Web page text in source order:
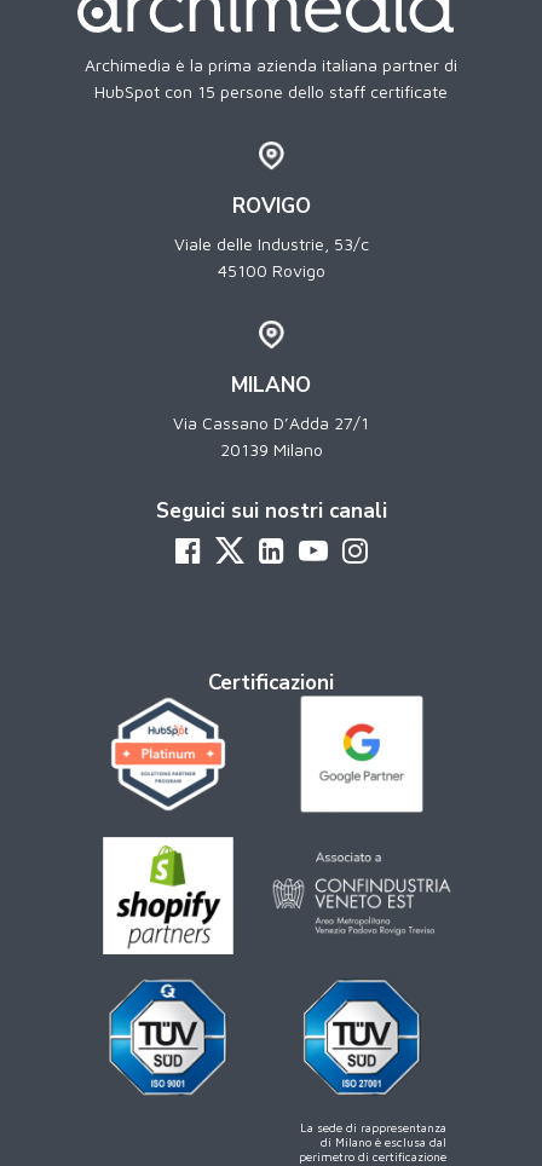
Archimedia è la prima azienda italiana partner di
HubSpot con 15 persone dello staff certificate
ROVIGO
Viale delle Industrie, 53/c
45100 Rovigo
MILANO
Via Cassano D’Adda 27/1
20139 Milano
Seguici sui nostri canali
Certificazioni
La sede di rappresentanza
di Milano è esclusa dal
perimetro di certificazione